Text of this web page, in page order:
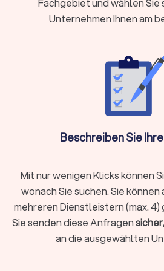
Spachtel- und Grundierungsarbeiten
die Gesamtkosten entsprechend
Wie finden Sie den richtigen
Doch welche Aspekte helfen bei der
Anstreichers? Nutzen Sie unsere
einem qualifizierten Handwerker für
Bewertungen
Auftragsarten für den
Arbeitszeit bei Malerarbeiten
Expertise für Innen- und
Unternehmen Ihnen am
Beschreiben Sie
Mit nur wenigen Klicks können
wonach Sie suchen. Sie
mehreren Dienstleistern (max.
Sie senden diese Anfragen
an die ausgewählten